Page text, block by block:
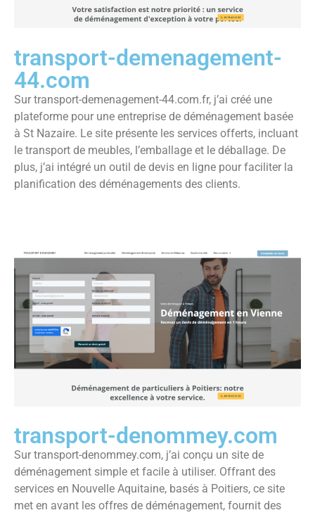
transport-demenagement-
44.com
Sur transport-demenagement-44.com.fr, j’ai créé une
plateforme pour une entreprise de déménagement basée
à St Nazaire. Le site présente les services offerts, incluant
le transport de meubles, l’emballage et le déballage. De
plus, j’ai intégré un outil de devis en ligne pour faciliter la
planification des déménagements des clients.
transport-denommey.com
Sur transport-denommey.com, j’ai conçu un site de
déménagement simple et facile à utiliser. Offrant des
services en Nouvelle Aquitaine, basés à Poitiers, ce site
met en avant les offres de déménagement, fournit des